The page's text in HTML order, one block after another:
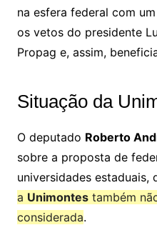
na esfera federal com
os vetos do presidente
Propag e, assim,
Situação da
O deputado Roberto
sobre a proposta de
universidades estaduais,
a Unimontestambém
considerada.